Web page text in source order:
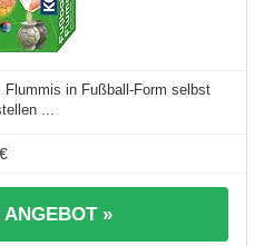
in Fußball-Form selbst
...
ANGEBOT »